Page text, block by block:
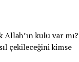
kulu var mı?
çekileceğini kimse